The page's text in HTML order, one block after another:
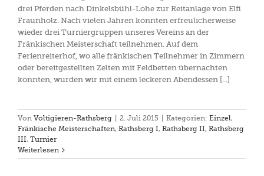
drei Pferden nach Dinkelsbühl-Lohe zur Reitanlage von Elfi
Fraunholz. Nach vielen Jahren konnten erfreulicherweise
wieder drei Turniergruppen unseres Vereins an der
Fränkischen Meisterschaft teilnehmen. Auf dem
Ferienreiterhof, wo alle fränkischen Teilnehmer in Zimmern
oder bereitgestellten Zelten mit Feldbetten übernachten
konnten, wurden wir mit einem leckeren Abendessen [...]
Von Voltigieren-Rathsberg 2. Juli 2015 Kategorien: Einzel,
Fränkische Meisterschaften, Rathsberg I, Rathsberg II, Rathsberg
III, Turnier
Weiterlesen